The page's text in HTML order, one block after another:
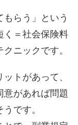
もらう」という
く＝社会保険料
ニックです。
トがあって、
意があれば問題
です。